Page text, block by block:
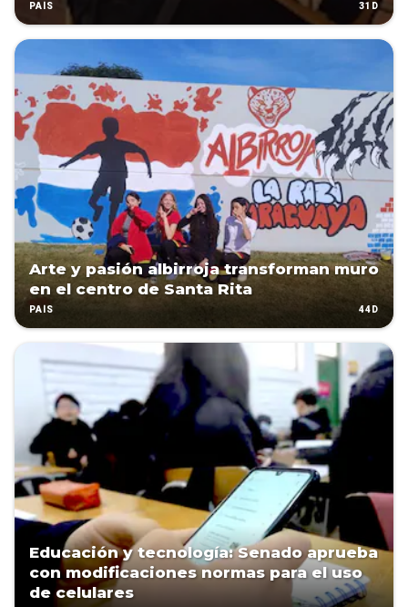
PAÍS 31D
Arte y pasión albirroja transforman muro
en el centro de Santa Rita
PAÍS 44D
Educación y tecnología: Senado aprueba
con modificaciones normas para el uso
de celulares